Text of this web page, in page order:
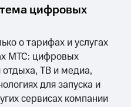
цифровых
о тарифах и услугах
МТС: цифровых
ТВ и медиа,
для запуска и
сервисах компании